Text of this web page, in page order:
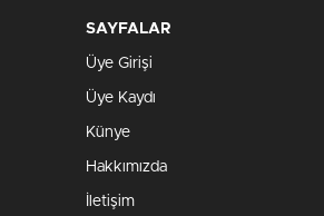
SAYFALAR
Üye Girişi
Üye Kaydı
Künye
Hakkımızda
İletişim